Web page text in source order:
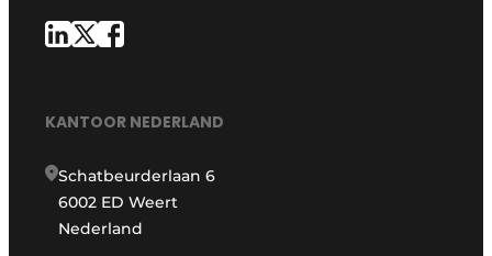
KANTOOR NEDERLAND
Schatbeurderlaan 6
6002 ED Weert
Nederland